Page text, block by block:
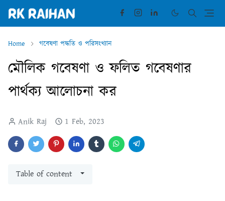
Home গবেষণা পদ্ধতি ও পরিসংখ্যান
মৌলিক গবেষণা ও ফলিত গবেষণার
পার্থক্য আলোচনা কর
Anik Raj 1 Feb, 2023
Table of content